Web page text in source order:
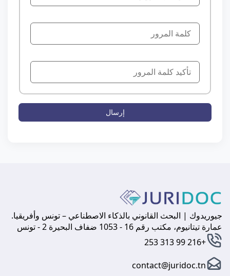
إرسال
جيوريدوك | البحث القانوني بالذكاء الاصطناعي – تونس وأفريقيا.
عمارة تيتانيوم، مكتب رقم 16 - 1053 ضفاف البحيرة 2 - تونس
+216 99 313 253
contact@juridoc.tn